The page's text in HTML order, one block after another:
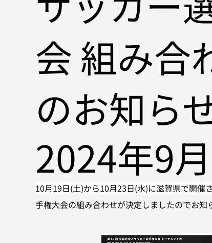
会 組み合
のお知ら
2024年9
10月19日(土)から10月23日(水)に滋賀県で開催さ
手権大会の組み合わせが決定しましたのでお知